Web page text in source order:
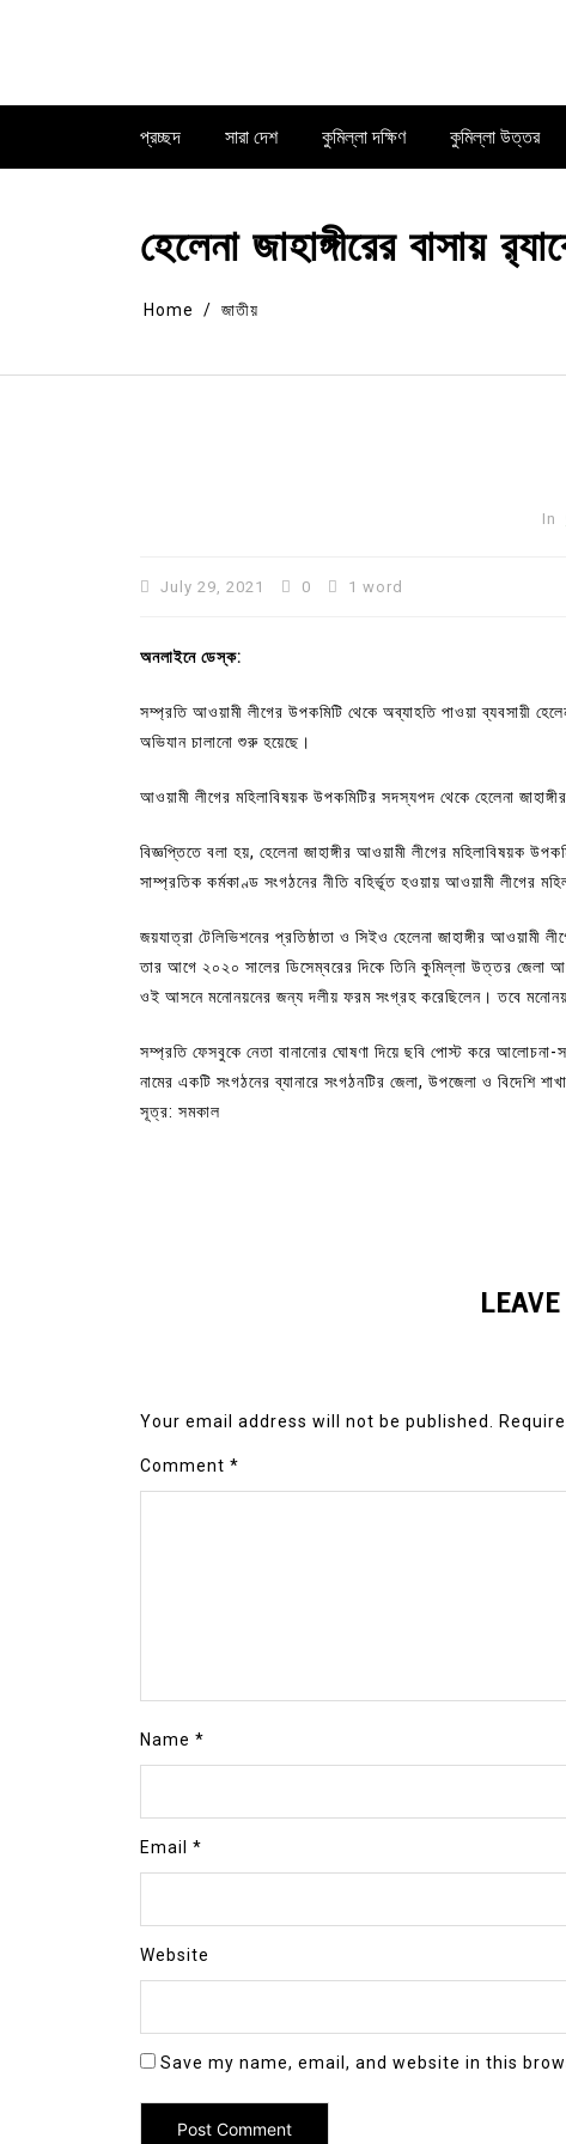
প্রচ্ছদ সারা দেশ কুমিল্লা দক্ষিণ কুমিল্লা উত্তর
হেলেনা জাহাঙ্গীরের বাসায়
Home জাতীয়
In
July 29, 2021 0 1 word
অনলাইনে ডেস্ক:
সম্প্রতি আওয়ামী লীগের উপকমিটি থেকে অব্যাহতি পাওয়া ব্যবসায়ী
অভিযান চালানো শুরু হয়েছে।
আওয়ামী লীগের মহিলাবিষয়ক উপকমিটির সদস্যপদ থেকে হেলেনা
বিজ্ঞপ্তিতে বলা হয়, হেলেনা জাহাঙ্গীর আওয়ামী লীগের মহিলাবিষয়ক
সাম্প্রতিক কর্মকাণ্ড সংগঠনের নীতি বহির্ভূত হওয়ায় আওয়ামী লীগের
জয়যাত্রা টেলিভিশনের প্রতিষ্ঠাতা ও সিইও হেলেনা জাহাঙ্গীর আওয়ামী
তার আগে ২০২০ সালের ডিসেম্বরের দিকে তিনি কুমিল্লা উত্তর জেলা
ওই আসনে মনোনয়নের জন্য দলীয় ফরম সংগ্রহ করেছিলেন। তবে
সম্প্রতি ফেসবুকে নেতা বানানোর ঘোষণা দিয়ে ছবি পোস্ট করে আলোচনা-
নামের একটি সংগঠনের ব্যানারে সংগঠনটির জেলা, উপজেলা ও বিদেশি
সূত্র: সমকাল
Your email address will not be published.
Comment *
Name *
Email *
Website
Save my name, email, and website in this
In Uncategorized
কুমিল্লা প্রেস ক্লাবের নির্বাচন আজ;
পদের জন্য ৩৩ জন প্রার্থী ভোটযুদ্ধে